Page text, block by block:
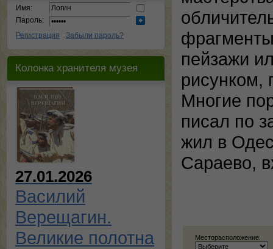
Имя:
Пароль:
Регистрация
Забыли пароль?
Колонка хранителя музея
27.01.2026
Василий
Верещагин.
Великие полотна
пейзажи
рисунком,
Многие
писал по
жил в
Сараево,
Месторасположение: